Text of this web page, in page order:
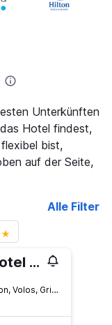
Unterkünften
Hotel findest,
bist,
auf der Seite,
Alle Filter
Aegli Hotel Volos
24 Argonafton, Volos, Griechenland